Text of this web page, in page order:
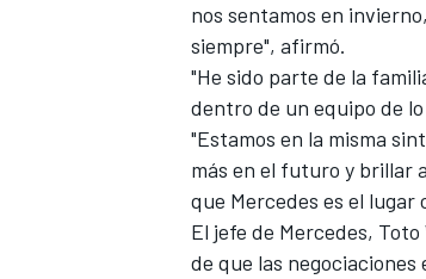
WRC
nos sentamos en
siempre", afirmó.
"He sido parte de la
dentro de un equipo de
"Estamos en la misma
más en el futuro y brillar
que Mercedes es el lugar
El jefe de Mercedes,
de que las